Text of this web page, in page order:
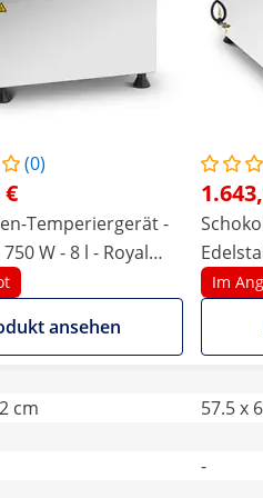
(0)
€
Temperiergerät -
W - 8 l - Royal
ansehen
Im
cm 57.5 x
-